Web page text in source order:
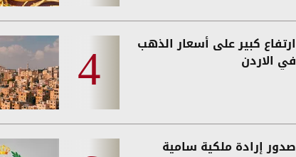
ارتفاع كبير على أسعار الذهب
في الاردن
صدور إرادة ملكية سامية